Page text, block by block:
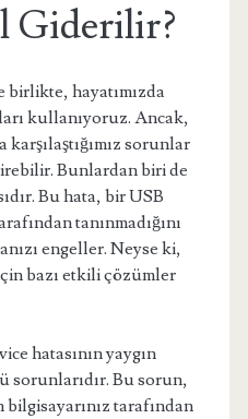
Giderilir?
hayatımızda
kullanıyoruz. Ancak,
sorunlar
Bunlardan biri de
Bu hata, bir USB
tanınmadığını
engeller. Neyse ki,
bazı etkili çözümler
hatasının yaygın
sorunlarıdır. Bu sorun,
tarafından